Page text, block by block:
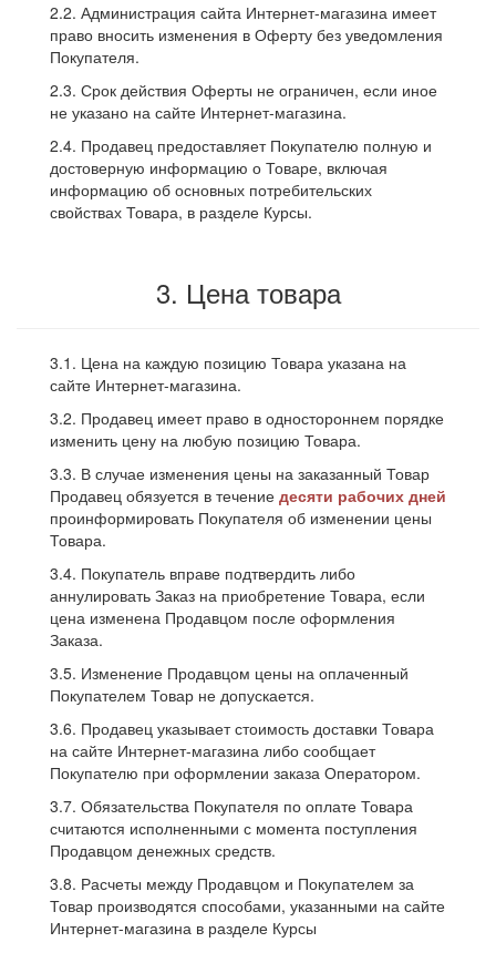
2.2. Администрация сайта Интернет-магазина имеет
право вносить изменения в Оферту без уведомления
Покупателя.
2.3. Срок действия Оферты не ограничен, если иное
не указано на сайте Интернет-магазина.
2.4. Продавец предоставляет Покупателю полную и
достоверную информацию о Товаре, включая
информацию об основных потребительских
свойствах Товара, в разделе Курсы.
3. Цена товара
3.1. Цена на каждую позицию Товара указана на
сайте Интернет-магазина.
3.2. Продавец имеет право в одностороннем порядке
изменить цену на любую позицию Товара.
3.3. В случае изменения цены на заказанный Товар
Продавец обязуется в течение десяти рабочих дней
проинформировать Покупателя об изменении цены
Товара.
3.4. Покупатель вправе подтвердить либо
аннулировать Заказ на приобретение Товара, если
цена изменена Продавцом после оформления
Заказа.
3.5. Изменение Продавцом цены на оплаченный
Покупателем Товар не допускается.
3.6. Продавец указывает стоимость доставки Товара
на сайте Интернет-магазина либо сообщает
Покупателю при оформлении заказа Оператором.
3.7. Обязательства Покупателя по оплате Товара
считаются исполненными с момента поступления
Продавцом денежных средств.
3.8. Расчеты между Продавцом и Покупателем за
Товар производятся способами, указанными на сайте
Интернет-магазина в разделе Курсы